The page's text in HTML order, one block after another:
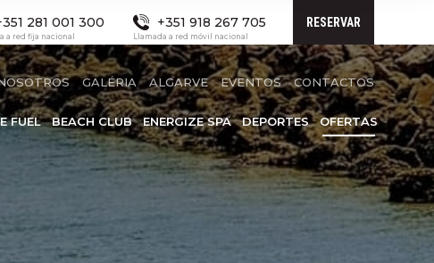
281 001 300
a red fija nacional
+351 918 267 705
Llamada a red móvil nacional
RESERVAR
GALÉRIA ALGARVE EVENTOS CONTACTOS
FUEL BEACH CLUB ENERGIZE SPA DEPORTES OFERTAS